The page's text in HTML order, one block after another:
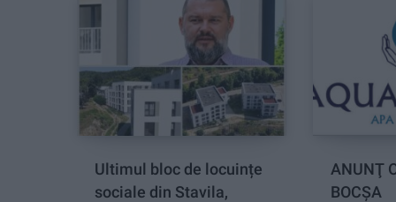
Ultimul bloc de locuințe
sociale din Stavila,
ANUNŢ
BOCȘA